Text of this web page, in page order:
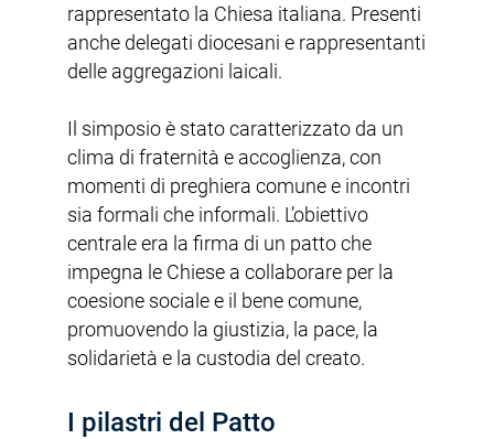
rappresentato la Chiesa italiana. Presenti
anche delegati diocesani e rappresentanti
delle aggregazioni laicali.
Il simposio è stato caratterizzato da un
clima di fraternità e accoglienza, con
momenti di preghiera comune e incontri
sia formali che informali. L’obiettivo
centrale era la firma di un patto che
impegna le Chiese a collaborare per la
coesione sociale e il bene comune,
promuovendo la giustizia, la pace, la
solidarietà e la custodia del creato.
I pilastri del Patto